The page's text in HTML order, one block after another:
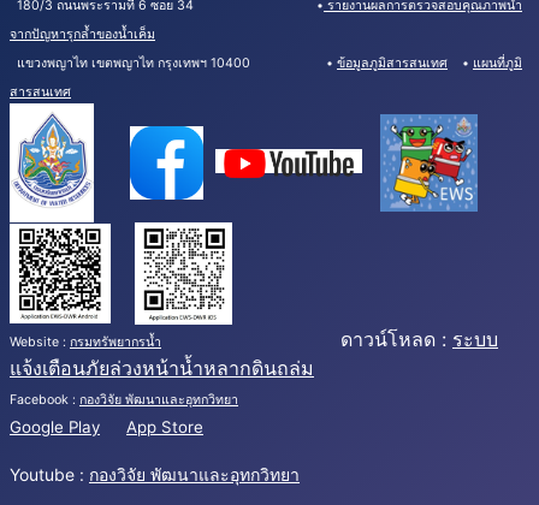
180/3 ถนนพระรามที่ 6 ซอย 34 • รายงานผลการตรวจสอบคุณภาพน้ำ
จากปัญหารุกล้ำของน้ำเค็ม
แขวงพญาไท เขตพญาไท กรุงเทพฯ 10400 • ข้อมูลภูมิสารสนเทศ • แผนที่ภูมิ
สารสนเทศ
Website : กรมทรัพยากรน้ำ ดาวน์โหลด : ระบบ
แจ้งเตือนภัยล่วงหน้าน้ำหลากดินถล่ม
Facebook : กองวิจัย พัฒนาและอุทกวิทยา
Google Play App Store
Youtube : กองวิจัย พัฒนาและอุทกวิทยา